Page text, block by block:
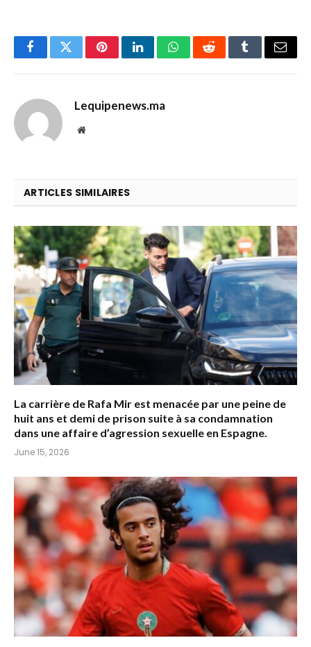
FacebookTwitterPinterestLinkedInWhatsAppRedditTumblrEmail
Lequipenews.ma
Website
ARTICLES SIMILAIRES
La carrière de Rafa Mir est menacée par une peine de
huit ans et demi de prison suite à sa condamnation
dans une affaire d’agression sexuelle en Espagne.
June 15, 2026